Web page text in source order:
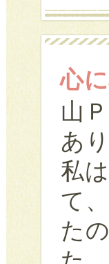
心
山
あ
私
て
た